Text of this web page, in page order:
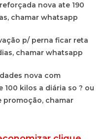
nova ate 190
chamar whatsapp
p/ perna ficar reta
chamar whatsapp
nova com
100 kilos a diária so ? ou
promoção, chamar